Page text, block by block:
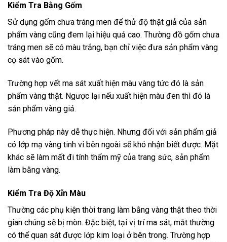
Kiểm Tra Bằng Gốm
Sử dụng gốm chưa tráng men để thử độ thật giả của sản
phẩm vàng cũng đem lại hiệu quả cao. Thường đồ gốm chưa
tráng men sẽ có màu trắng, bạn chỉ việc đưa sản phẩm vàng
cọ sát vào gốm.
Trường hợp vết ma sát xuất hiện màu vàng tức đó là sản
phẩm vàng thật. Ngược lại nếu xuất hiện màu đen thì đó là
sản phẩm vàng giả.
Phương pháp này dễ thực hiện. Nhưng đối với sản phẩm giả
có lớp mạ vàng tinh vi bên ngoài sẽ khó nhận biết được. Mặt
khác sẽ làm mất đi tính thẩm mỹ của trang sức, sản phẩm
làm bằng vàng.
Kiểm Tra Độ Xỉn Màu
Thường các phụ kiện thời trang làm bằng vàng thật theo thời
gian chúng sẽ bị mòn. Đặc biệt, tại vị trí ma sát, mắt thường
có thể quan sát được lớp kim loại ở bên trong. Trường hợp